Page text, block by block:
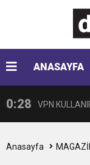
ANASAYFA
Hyundai
seçildi
0:28 VPN
0:17 HARON
0:12 Nar suyunun
Anasayfa